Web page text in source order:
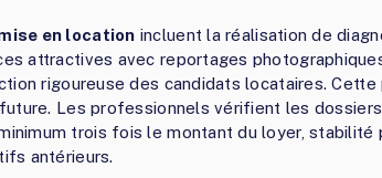
en location incluent la réalisation de
attractives avec reportages
rigoureuse des candidats locataires.
Les professionnels vérifient les
trois fois le montant du loyer, stabilité
antérieurs.